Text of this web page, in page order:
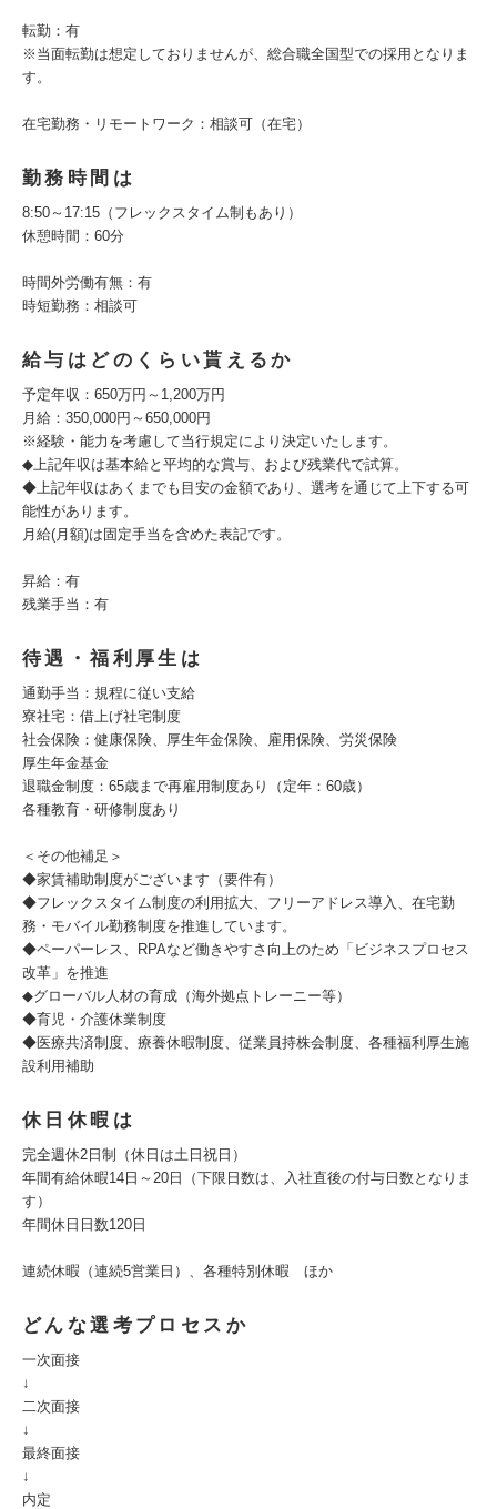
転勤：有
※当面転勤は想定しておりませんが、総合職全国型での採用となりま
す。
在宅勤務・リモートワーク：相談可（在宅）
勤務時間は
8:50～17:15（フレックスタイム制もあり）
休憩時間：60分
時間外労働有無：有
時短勤務：相談可
給与はどのくらい貰えるか
予定年収：650万円～1,200万円
月給：350,000円～650,000円
※経験・能力を考慮して当行規定により決定いたします。
◆上記年収は基本給と平均的な賞与、および残業代で試算。
◆上記年収はあくまでも目安の金額であり、選考を通じて上下する可
能性があります。
月給(月額)は固定手当を含めた表記です。
昇給：有
残業手当：有
待遇・福利厚生は
通勤手当：規程に従い支給
寮社宅：借上げ社宅制度
社会保険：健康保険、厚生年金保険、雇用保険、労災保険
厚生年金基金
退職金制度：65歳まで再雇用制度あり（定年：60歳）
各種教育・研修制度あり
＜その他補足＞
◆家賃補助制度がございます（要件有）
◆フレックスタイム制度の利用拡大、フリーアドレス導入、在宅勤
務・モバイル勤務制度を推進しています。
◆ペーパーレス、RPAなど働きやすさ向上のため「ビジネスプロセス
改革」を推進
◆グローバル人材の育成（海外拠点トレーニー等）
◆育児・介護休業制度
◆医療共済制度、療養休暇制度、従業員持株会制度、各種福利厚生施
設利用補助
休日休暇は
完全週休2日制（休日は土日祝日）
年間有給休暇14日～20日（下限日数は、入社直後の付与日数となりま
す）
年間休日日数120日
連続休暇（連続5営業日）、各種特別休暇 ほか
どんな選考プロセスか
一次面接
↓
二次面接
↓
最終面接
↓
内定